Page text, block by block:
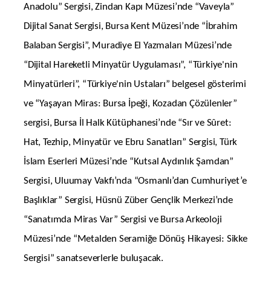
Anadolu” Sergisi, Zindan Kapı Müzesi’nde “Vaveyla”
Dijital Sanat Sergisi, Bursa Kent Müzesi’nde “İbrahim
Balaban Sergisi”, Muradiye El Yazmaları Müzesi’nde
“Dijital Hareketli Minyatür Uygulaması”, “Türkiye'nin
Minyatürleri”, “Türkiye'nin Ustaları” belgesel gösterimi
ve “Yaşayan Miras: Bursa İpeği, Kozadan Çözülenler”
sergisi, Bursa İl Halk Kütüphanesi’nde “Sır ve Sûret:
Hat, Tezhip, Minyatür ve Ebru Sanatları” Sergisi, Türk
İslam Eserleri Müzesi’nde “Kutsal Aydınlık Şamdan”
Sergisi, Uluumay Vakfı’nda “Osmanlı’dan Cumhuriyet’e
Başlıklar” Sergisi, Hüsnü Züber Gençlik Merkezi’nde
“Sanatımda Miras Var” Sergisi ve Bursa Arkeoloji
Müzesi’nde “Metalden Seramiğe Dönüş Hikayesi: Sikke
Sergisi” sanatseverlerle buluşacak.